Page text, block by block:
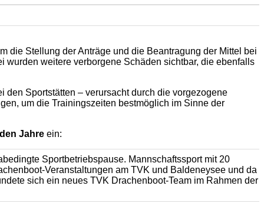
die Stellung der Anträge und die Beantragung der Mittel bei
weitere verborgene Schäden sichtbar, die ebenfalls
Sportstätten – verursacht durch die vorgezogene
um die Trainingszeiten bestmöglich im Sinne der
Jahre ein:
Sportbetriebspause. Mannschaftssport mit 20
Veranstaltungen am TVK und Baldeneysee und da
sich ein neues TVK Drachenboot-Team im Rahmen der